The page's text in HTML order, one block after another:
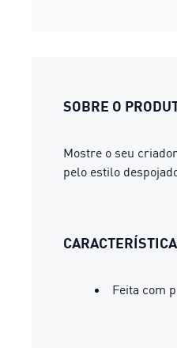
SOBRE O
Mostre o seu
pelo estilo
Feita com